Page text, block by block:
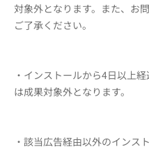
対象外となります。また、お
ご了承ください。
・インストールから4日以上
は成果対象外となります。
・該当広告経由以外のインス